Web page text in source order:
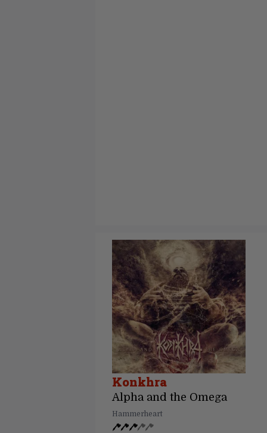
Konkhra
Alpha and the Omega
Hammerheart